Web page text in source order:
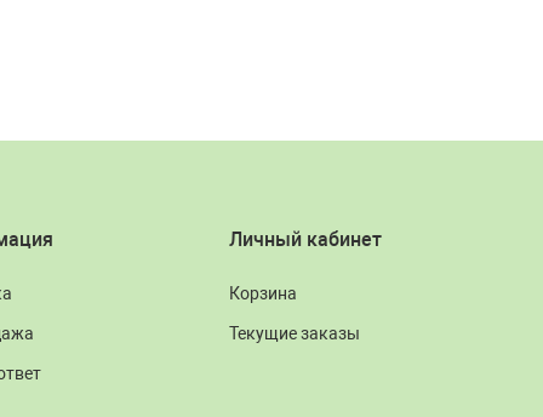
Личный кабинет
Корзина
Текущие заказы